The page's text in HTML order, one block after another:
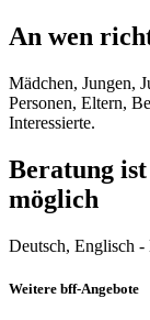
An wen
Mädchen, Jungen,
Personen, Eltern,
Interessierte.
Beratung
möglich
Deutsch, Englisch -
Weitere bff-Angebote